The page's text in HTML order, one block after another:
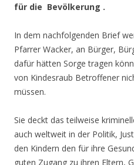
für die Bevölkerung .
In dem nachfolgenden Brief
Pfarrer Wacker, an Bürger,
dafür hätten Sorge tragen
von Kindesraub Betroffener
müssen.
Sie deckt das teilweise
auch weltweit in der Politik,
den Kindern den für ihre
guten Zugang zu ihren Eltern,